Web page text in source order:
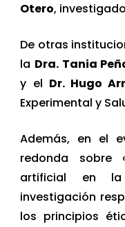
Otero,
De otras
la Dra. Tania
y el Dr. Hugo
Experimental y
Además, en el
redonda sobre
artificial en
investigación
los principios